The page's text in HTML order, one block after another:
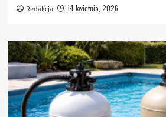
Redakcja 14 kwietnia, 2026